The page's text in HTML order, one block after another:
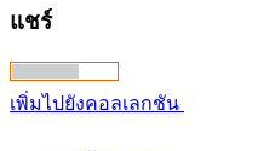
แชร์
เพิ่มไปยังคอลเลกชัน